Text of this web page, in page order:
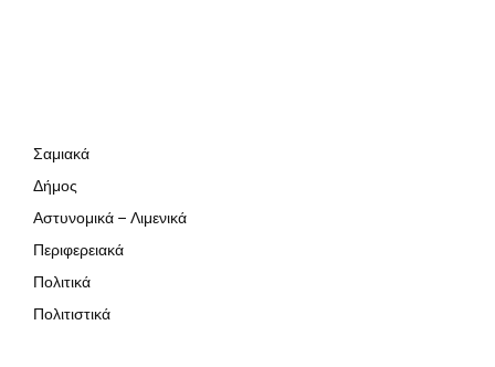
Σαμιακά
Δήμος
Αστυνομικά – Λιμενικά
Περιφερειακά
Πολιτικά
Πολιτιστικά